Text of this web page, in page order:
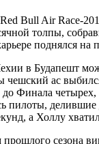
Red Bull Air Race-
толпы,
поднялся
в Будапешт
ас
Финала четырех,
делившие
а Холлу
сезона